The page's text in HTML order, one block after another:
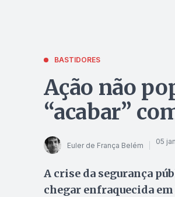
BASTIDORES
Ação não
“acabar”
Euler de França Belém 05
A crise da segurança
chegar enfraquecida em